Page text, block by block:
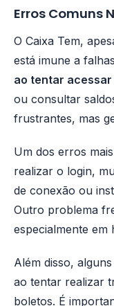
Erros Comuns
O Caixa Tem,
está imune a
ao tentar
ou consultar
frustrantes, mas
Um dos erros
realizar o login,
de conexão ou
Outro problema
especialmente em
Além disso,
ao tentar realizar
boletos. É